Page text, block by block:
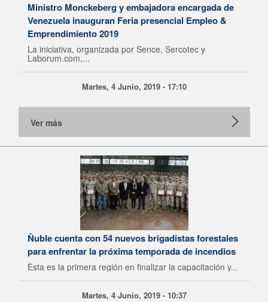
Ministro Monckeberg y embajadora encargada de
Venezuela inauguran Feria presencial Empleo &
Emprendimiento 2019
La iniciativa, organizada por Sence, Sercotec y
Laborum.com,...
Martes, 4 Junio, 2019 - 17:10
Ver más
Ñuble cuenta con 54 nuevos brigadistas forestales
para enfrentar la próxima temporada de incendios
Esta es la primera región en finalizar la capacitación y...
Martes, 4 Junio, 2019 - 10:37